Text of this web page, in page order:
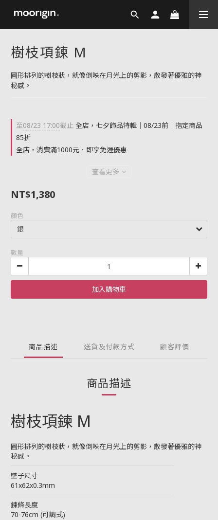
樹枝項鍊 M
圓形排列的樹枝狀，就像倒映在月光上的剪影，散發著優雅的神
秘感。
至08/23 17:00截止 全店，七夕飾品特輯｜08/23前｜指定商品
85折
全店，消費滿1000元．即享免運優惠
查看更多
NT$1,380
顏色
數量
加入購物車
商品描述 送貨及付款方式 顧客評價
商品描述
樹枝項鍊 M
圓形排列的樹枝狀，就像倒映在月光上的剪影，散發著優雅的神
秘感。
墜子尺寸
61x62x0.3mm
鍊條長度
70-76cm (可調式)